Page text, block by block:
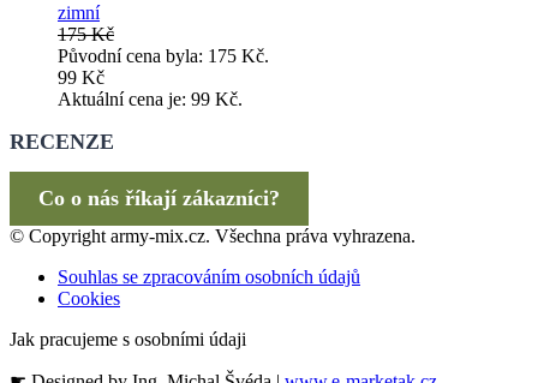
zimní
175Kč
Původní cena byla: 175 Kč.
99 Kč
Aktuální cena je: 99 Kč.
RECENZE
Co o nás říkají zákazníci?
© Copyright army-mix.cz. Všechna práva vyhrazena.
Souhlas se zpracováním osobních údajů
Cookies
Jak pracujeme s osobními údaji